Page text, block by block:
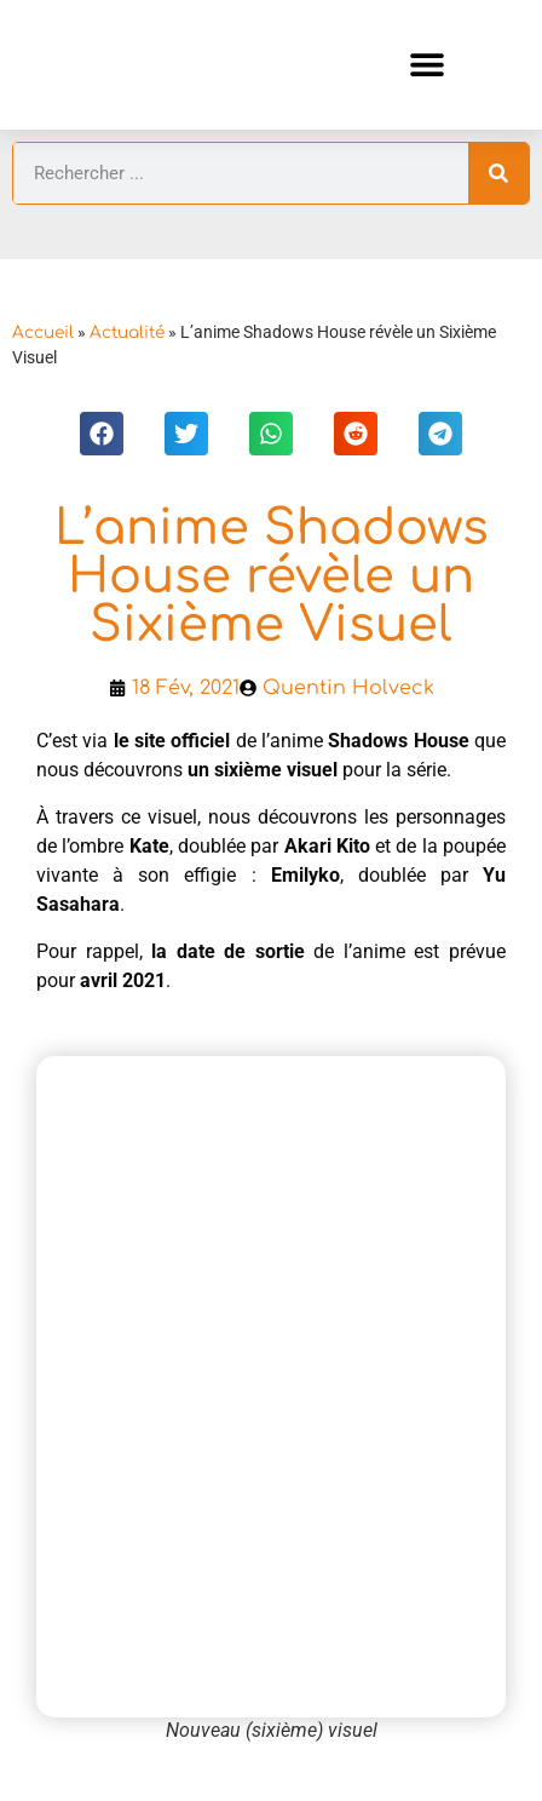
Accueil » Actualité » L’anime Shadows House révèle un Sixième
Visuel
L’anime Shadows
House révèle un
Sixième Visuel
18 Fév, 2021 Quentin Holveck
C’est via le site officiel de l’animeShadows Houseque
nous découvrons un sixième visuel pour la série.
À travers ce visuel, nous découvrons les personnages
de l’ombre Kate, doublée par Akari Kitoet de la poupée
vivante à son effigie : Emilyko, doublée par Yu
Sasahara.
Pour rappel,la date de sortiede l’anime est prévue
pouravril 2021.
Nouveau (sixième) visuel